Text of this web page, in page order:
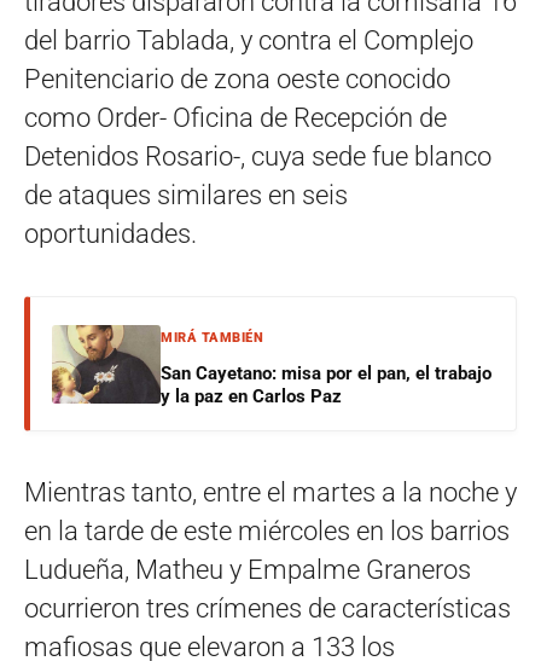
del barrio Tablada, y contra el Complejo
Penitenciario de zona oeste conocido
como Order- Oficina de Recepción de
Detenidos Rosario-, cuya sede fue blanco
de ataques similares en seis
oportunidades.
MIRÁ TAMBIÉN
San Cayetano: misa por el pan, el trabajo
y la paz en Carlos Paz
Mientras tanto, entre el martes a la noche y
en la tarde de este miércoles en los barrios
Ludueña, Matheu y Empalme Graneros
ocurrieron tres crímenes de características
mafiosas que elevaron a 133 los